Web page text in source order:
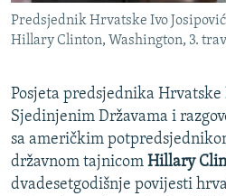
POPLAVE I KLIZIŠTA U BIH 2024.
POST SCRIPTUM
MOJA EVROPA
TRI DECENIJE OD RATA U BIH
SVE KARTE DEJTONA
Predsjednik Hrvatske Ivo
Hillary Clinton, Washington, 3.
Posjeta predsjednika Hrvatske
Sjedinjenim Državama i
sa američkim
državnom tajnicom Hillary
dvadesetgodišnje povijesti